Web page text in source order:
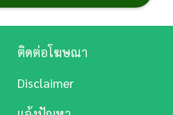
ติดต่อโฆษณา
Disclaimer